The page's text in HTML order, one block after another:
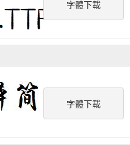
字體下載
字體下載